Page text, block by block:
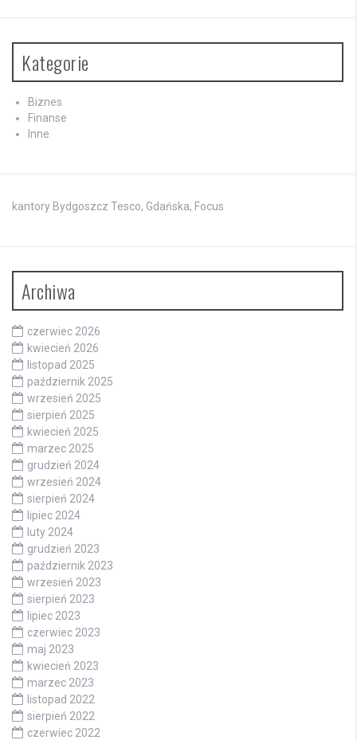
Kategorie
Biznes
Finanse
Inne
kantory Bydgoszcz Tesco, Gdańska, Focus
Archiwa
czerwiec 2026
kwiecień 2026
listopad 2025
październik 2025
wrzesień 2025
sierpień 2025
kwiecień 2025
marzec 2025
grudzień 2024
wrzesień 2024
sierpień 2024
lipiec 2024
luty 2024
grudzień 2023
październik 2023
wrzesień 2023
sierpień 2023
lipiec 2023
czerwiec 2023
maj 2023
kwiecień 2023
marzec 2023
listopad 2022
sierpień 2022
czerwiec 2022